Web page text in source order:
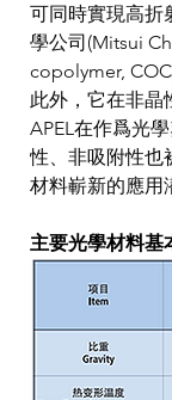
可同時實現高折
學公司(Mitsui
copolymer,
此外，它在非晶
APEL在作爲光
性、非吸附性也
材料嶄新的應用
主要光學材料基